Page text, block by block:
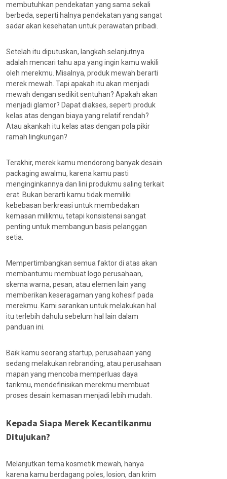
membutuhkan pendekatan yang sama sekali
berbeda, seperti halnya pendekatan yang sangat
sadar akan kesehatan untuk perawatan pribadi.
Setelah itu diputuskan, langkah selanjutnya
adalah mencari tahu apa yang ingin kamu wakili
oleh merekmu. Misalnya, produk mewah berarti
merek mewah. Tapi apakah itu akan menjadi
mewah dengan sedikit sentuhan? Apakah akan
menjadi glamor? Dapat diakses, seperti produk
kelas atas dengan biaya yang relatif rendah?
Atau akankah itu kelas atas dengan pola pikir
ramah lingkungan?
Terakhir, merek kamu mendorong banyak desain
packaging awalmu, karena kamu pasti
menginginkannya dan lini produkmu saling terkait
erat. Bukan berarti kamu tidak memiliki
kebebasan berkreasi untuk membedakan
kemasan milikmu, tetapi konsistensi sangat
penting untuk membangun basis pelanggan
setia.
Mempertimbangkan semua faktor di atas akan
membantumu membuat logo perusahaan,
skema warna, pesan, atau elemen lain yang
memberikan keseragaman yang kohesif pada
merekmu. Kami sarankan untuk melakukan hal
itu terlebih dahulu sebelum hal lain dalam
panduan ini.
Baik kamu seorang startup, perusahaan yang
sedang melakukan rebranding, atau perusahaan
mapan yang mencoba memperluas daya
tarikmu, mendefinisikan merekmu membuat
proses desain kemasan menjadi lebih mudah.
Kepada Siapa Merek Kecantikanmu
Ditujukan?
Melanjutkan tema kosmetik mewah, hanya
karena kamu berdagang poles, losion, dan krim